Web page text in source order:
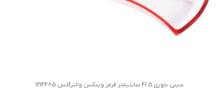
سینی بلوری 41.5 سانتیمتر قرمز وینکس والترگلس 1214485